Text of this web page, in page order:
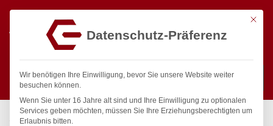
Suchen
Start / Gastronomiebedarf & Gastro Geräte für Profis
Mit
Datenschutz-Präferenz
Wir benötigen Ihre Einwilligung, bevor Sie unsere Website weiter
besuchen können.
Wenn Sie unter 16 Jahre alt sind und Ihre Einwilligung zu optionalen
Services geben möchten, müssen Sie Ihre Erziehungsberechtigten um
Erlaubnis bitten.